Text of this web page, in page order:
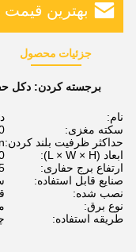
بهترین قیمت
جزئیات محصول
برجسته کردن: دکل
نام:
سکته مغزی:
حداکثر ظرفیت بلند کردن:
ابعاد (L × W × H):
ارتفاع برج حفاری:
صنایع قابل استفاده:
نصب شده:
نوع برق:
طریقه استفاده: